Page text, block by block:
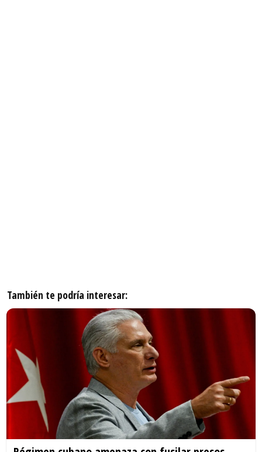
También te podría interesar: